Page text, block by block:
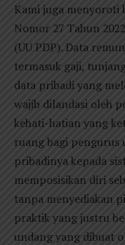
Kami juga menyoroti
Nomor 27 Tahun
(UU PDP). Data
termasuk gaji,
data pribadi yang
wajib dilandasi oleh
kehati-hatian yang
ruang bagi pengurus
pribadinya kepada
memposisikan diri
tanpa menyediakan
praktik yang justru
undang yang dibuat